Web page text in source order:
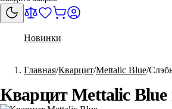
Новинки
Главная Кварцит Mettalic Blue
Кварцит Mettalic Blue